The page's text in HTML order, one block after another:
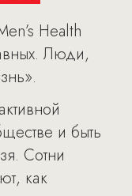
Health
Люди,
и быть
Сотни
как